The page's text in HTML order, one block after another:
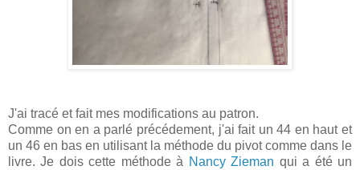
J'ai tracé et fait mes modifications au patron.
Comme on en a parlé précédement, j'ai fait un 44 en haut et
un 46 en bas en utilisant la méthode du pivot comme dans le
livre. Je dois cette méthode à Nancy Zieman qui a été un